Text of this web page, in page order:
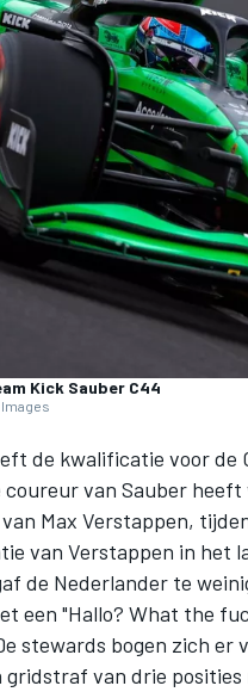
DTM
Kick Sauber C44
de kwalificatie voor
coureur van Sauber heeft
Max Verstappen,
van Verstappen in het
de Nederlander te
een "Hallo? What the
stewards bogen zich er
gridstraf van drie